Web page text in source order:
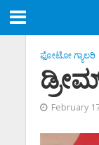
ಫೋಟೋ ಗ್ಯಾಲರಿ
February